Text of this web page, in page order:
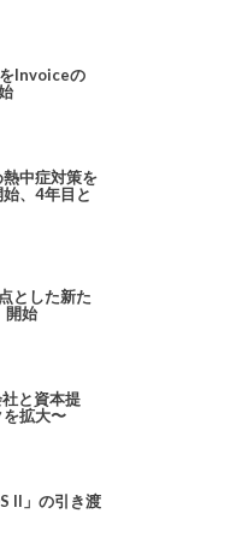
Invoiceの
中症対策を
、4年目と
とした新た
開始
と資本提
拡大〜
II」の引き渡